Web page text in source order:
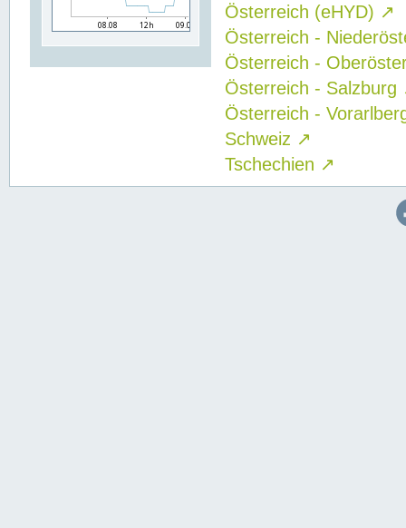
Österreich (eHYD) ↗
Österreich -
Österreich -
Österreich - Salzburg
Österreich -
Schweiz ↗
Tschechien ↗